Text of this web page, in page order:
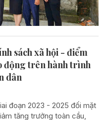
sách xã hội - điểm
động trên hành trình
dân
đoạn 2023 - 2025 đối mặt
tăng trưởng toàn cầu,